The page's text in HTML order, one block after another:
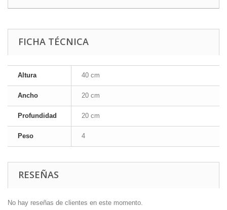
FICHA TÉCNICA
Altura 40 cm
Ancho 20 cm
Profundidad 20 cm
Peso 4
RESEÑAS
No hay reseñas de clientes en este momento.